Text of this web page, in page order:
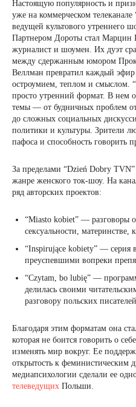
Настоящую популярность и
уже на коммерческом телеканале
ведущей культового утреннего
Партнером Дороты стал Марцин
журналист и шоумен. Их дуэт
между сдержанным юмором
Веллман превратил каждый
остроумием, теплом и смыслом.
просто утренний формат. В нем
темы — от будничных проблем
до сложных социальных
политики и культуры. Зрители
пафоса и способность говорить
За пределами “Dzień Dobry TVN”
жанре женского ток-шоу. На
ряд авторских проектов:
“Miasto kobiet” — разговоры
сексуальности, материнстве,
“Inspirujące kobiety” — серия
преуспевшими вопреки
“Czytam, bo lubię” —
делилась своими
разговору польских
Благодаря этим форматам она
которая не боится говорить о
изменять мир вокруг. Ее
открытость к феминистическим
медиапсихологии сделали ее
телеведущих Польши.